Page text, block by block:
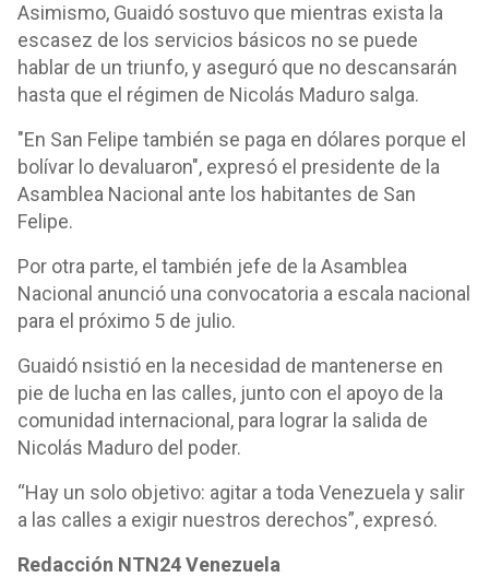
Asimismo, Guaidó sostuvo que mientras exista la
escasez de los servicios básicos no se puede
hablar de un triunfo, y aseguró que no descansarán
hasta que el régimen de Nicolás Maduro salga.
"En San Felipe también se paga en dólares porque el
bolívar lo devaluaron", expresó el presidente de la
Asamblea Nacional ante los habitantes de San
Felipe.
Por otra parte, el también jefe de la Asamblea
Nacional anunció una convocatoria a escala nacional
para el próximo 5 de julio.
Guaidó nsistió en la necesidad de mantenerse en
pie de lucha en las calles, junto con el apoyo de la
comunidad internacional, para lograr la salida de
Nicolás Maduro del poder.
“Hay un solo objetivo: agitar a toda Venezuela y salir
a las calles a exigir nuestros derechos”, expresó.
Redacción NTN24 Venezuela